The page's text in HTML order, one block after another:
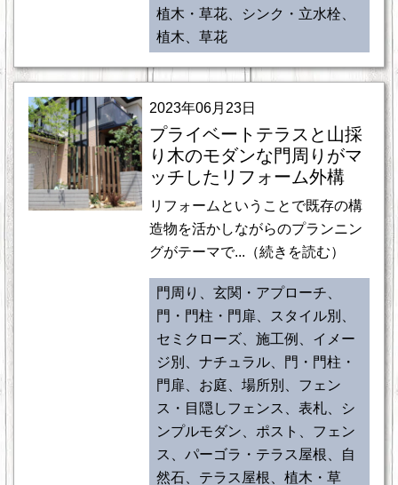
植木・草花、シンク・立水栓、
植木、草花
2023年06月23日
プライベートテラスと山採
り木のモダンな門周りがマ
ッチしたリフォーム外構
リフォームということで既存の構
造物を活かしながらのプランニン
グがテーマで...（続きを読む）
門周り、玄関・アプローチ、
門・門柱・門扉、スタイル別、
セミクローズ、施工例、イメー
ジ別、ナチュラル、門・門柱・
門扉、お庭、場所別、フェン
ス・目隠しフェンス、表札、シ
ンプルモダン、ポスト、フェン
ス、パーゴラ・テラス屋根、自
然石、テラス屋根、植木・草